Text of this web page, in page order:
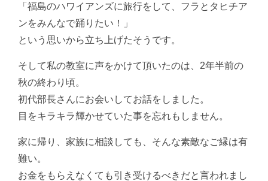
「福島のハワイアンズに旅行をして、フラとタヒチア
ンをみんなで踊りたい！」
という思いから立ち上げたそうです。
そして私の教室に声をかけて頂いたのは、2年半前の
秋の終わり頃。
初代部長さんにお会いしてお話をしました。
目をキラキラ輝かせていた事を忘れもしません。
家に帰り、家族に相談しても、そんな素敵なご縁は有
難い。
お金をもらえなくても引き受けるべきだと言われまし